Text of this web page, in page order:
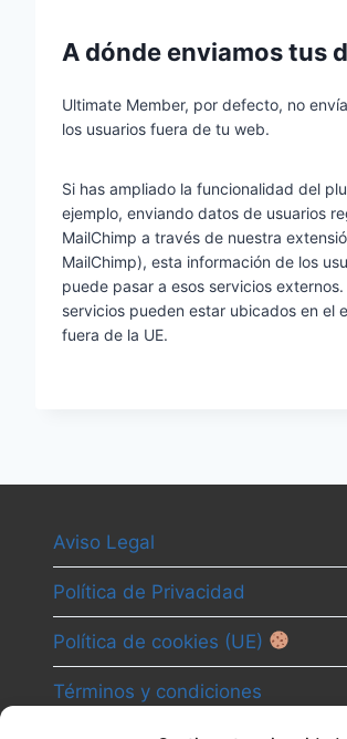
A dónde enviamos tus
Ultimate Member, por defecto, no
los usuarios fuera de tu web.
Si has ampliado la funcionalidad del
ejemplo, enviando datos de usuarios
MailChimp a través de nuestra
MailChimp), esta información de los
puede pasar a esos servicios externos.
servicios pueden estar ubicados en el
fuera de la UE.
Aviso Legal
Política de Privacidad
Política de cookies (UE)
Términos y condiciones